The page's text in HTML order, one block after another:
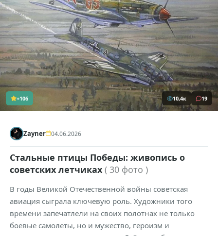
+106 10,4к 19
Zayner 04.06.2026
Стальные птицы Победы: живопись о
советских летчиках ( 30 фото )
В годы Великой Отечественной войны советская
авиация сыграла ключевую роль. Художники того
времени запечатлели на своих полотнах не только
боевые самолеты, но и мужество, героизм и